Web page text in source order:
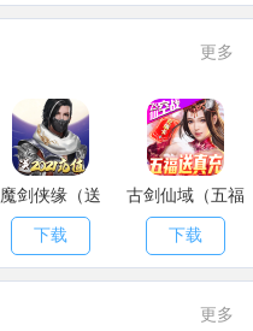
更多
魔剑侠缘（送
2021充值）
下载
古剑仙域（五福
送真充）
下载
更多